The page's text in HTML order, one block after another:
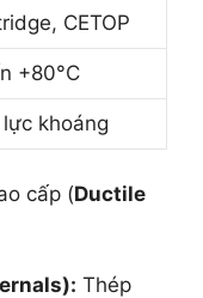
CETOP
+80°C
khoáng
cấp (Ductile
Thép